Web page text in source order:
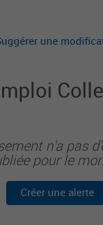
une
n'a pas
pour le
Créer une alerte